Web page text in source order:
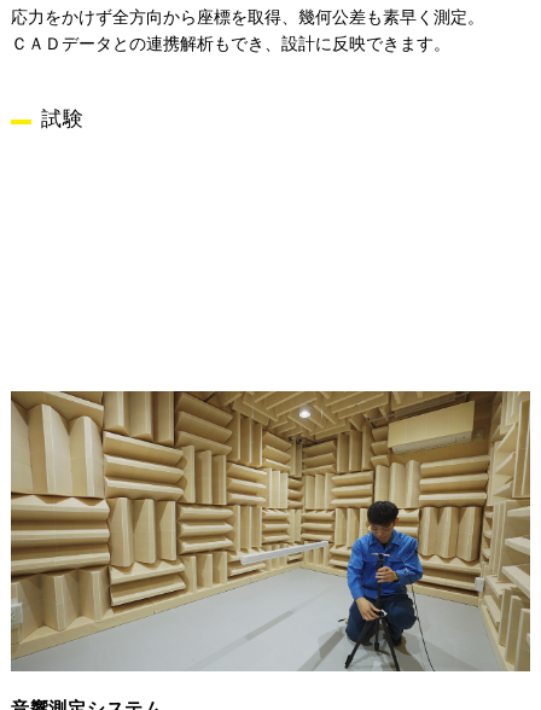
応力をかけず全方向から座標を取得、幾何公差も素早く測定。
ＣＡＤデータとの連携解析もでき、設計に反映できます。
試験